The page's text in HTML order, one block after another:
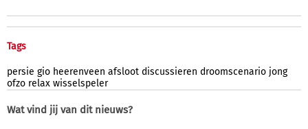
Tags
persie gio heerenveen afsloot discussieren droomscenario jong
ofzo relax wisselspeler
Wat vind jij van dit nieuws?